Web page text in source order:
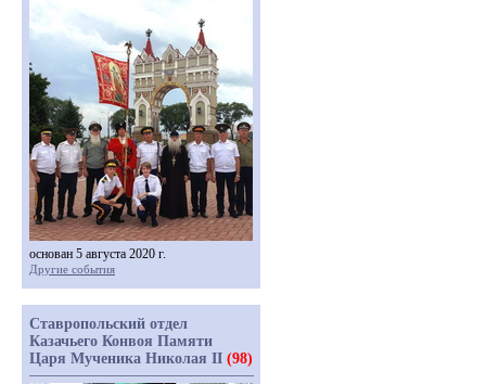
основан 5 августа 2020 г.
Другие события
Ставропольский отдел
Казачьего Конвоя Памяти
Царя Мученика Николая II (98)